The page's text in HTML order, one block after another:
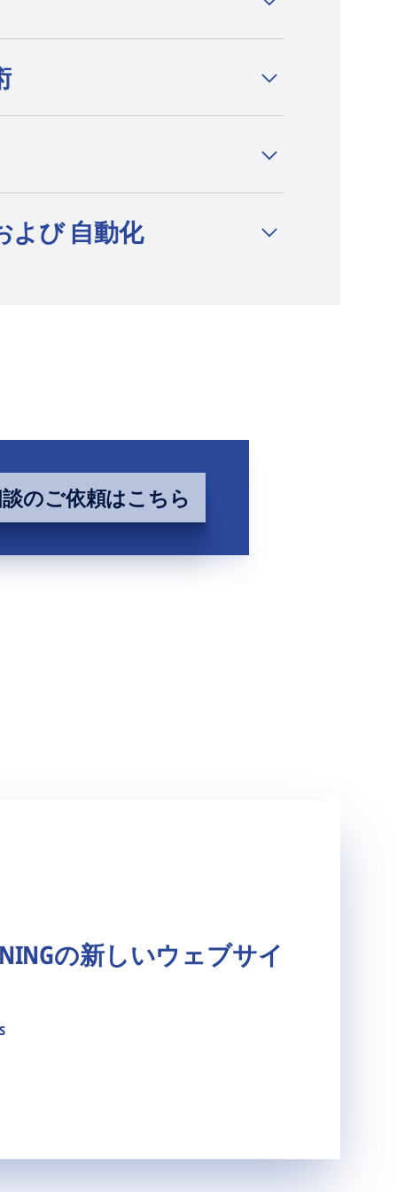
よび 自動化
のご依頼はこちら
の新しいウェブサイ